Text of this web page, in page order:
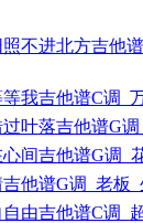
不进北方吉他
我吉他谱C调_
叶落吉他谱G
间吉他谱G调_
他谱G调_老板
由吉他谱C调_